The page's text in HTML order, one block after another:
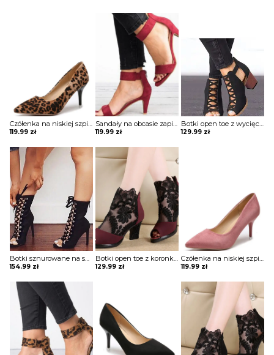
Czółenka na niskiej szpilce
119.99 zł
Sandały na obcasie zapinane wokół kostki
119.99 zł
Botki open toe z wycięciami i paskami na przodzie
129.99 zł
Botki sznurowane na szpilce
154.99 zł
Botki open toe z koronkowymi wstawkami
129.99 zł
Czółenka na niskiej szpilce
119.99 zł